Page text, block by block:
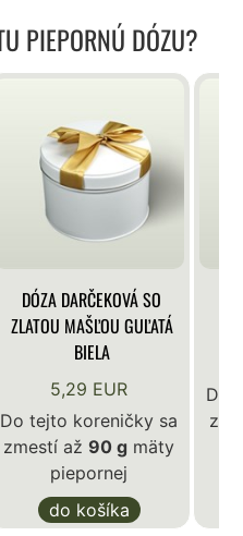
PIEPORNÚ DÓZU?
DÓZA DARČEKOVÁ SO
ZLATOU MAŠĽOU GUĽATÁ
BIELA
5,29 EUR
Do tejto koreničky sa
zmestí až90 g mäty
piepornej
do košíka
Do